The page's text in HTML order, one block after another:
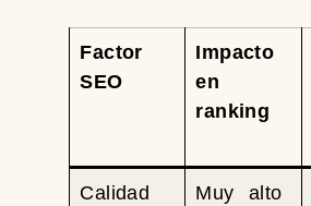
Factor
SEO
Impacto
en
ranking
Calidad
Muy alto